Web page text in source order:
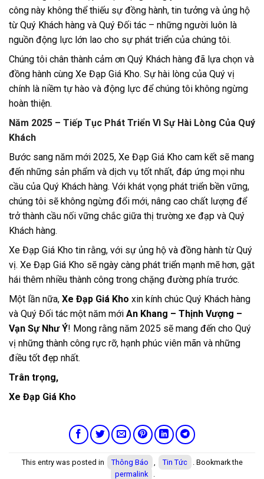
công này không thể thiếu sự đồng hành, tin tưởng và ủng hộ
từ Quý Khách hàng và Quý Đối tác – những người luôn là
nguồn động lực lớn lao cho sự phát triển của chúng tôi.
Chúng tôi chân thành cảm ơn Quý Khách hàng đã lựa chọn và
đồng hành cùng Xe Đạp Giá Kho. Sự hài lòng của Quý vị
chính là niềm tự hào và động lực để chúng tôi không ngừng
hoàn thiện.
Năm 2025 – Tiếp Tục Phát Triển Vì Sự Hài Lòng Của Quý
Khách
Bước sang năm mới 2025, Xe Đạp Giá Kho cam kết sẽ mang
đến những sản phẩm và dịch vụ tốt nhất, đáp ứng mọi nhu
cầu của Quý Khách hàng. Với khát vọng phát triển bền vững,
chúng tôi sẽ không ngừng đổi mới, nâng cao chất lượng để
trở thành cầu nối vững chắc giữa thị trường xe đạp và Quý
Khách hàng.
Xe Đạp Giá Kho tin rằng, với sự ủng hộ và đồng hành từ Quý
vị. Xe Đạp Giá Kho sẽ ngày càng phát triển mạnh mẽ hơn, gặt
hái thêm nhiều thành công trong chặng đường phía trước.
Một lần nữa, Xe Đạp Giá Kho xin kính chúc Quý Khách hàng
và Quý Đối tác một năm mới An Khang – Thịnh Vượng –
Vạn Sự Như Ý! Mong rằng năm 2025 sẽ mang đến cho Quý
vị những thành công rực rỡ, hạnh phúc viên mãn và những
điều tốt đẹp nhất.
Trân trọng,
Xe Đạp Giá Kho
This entry was posted in Thông Báo Tin Tức
. Bookmark the
permalink